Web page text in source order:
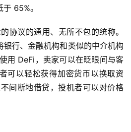
65%。
协议的通用、无所不包的统称。
银行、金融机构和类似的中介机构
用 DeFi，卖家可以在眨眼间与客
可以轻松获得加密货币以换取资
间断地借贷，投机者可以对价格